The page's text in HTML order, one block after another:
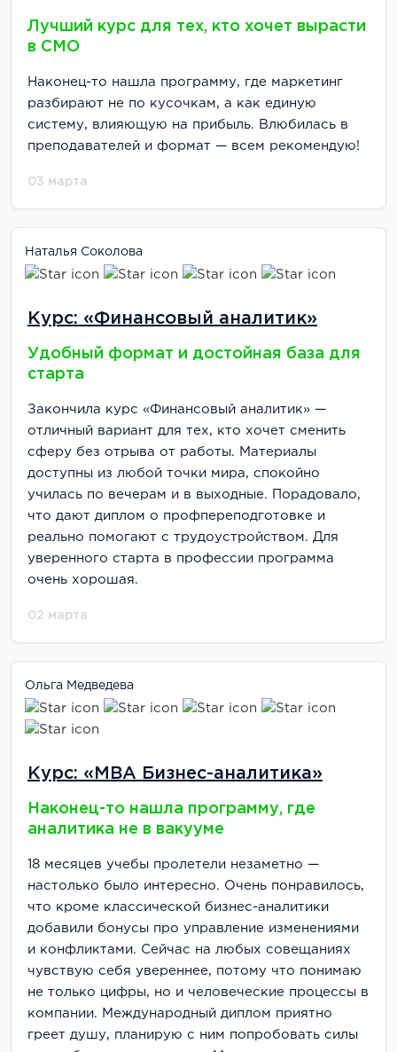
Лучший курс для тех, кто хочет вырасти
в СМО
Наконец-то нашла программу, где маркетинг
разбирают не по кусочкам, а как единую
систему, влияющую на прибыль. Влюбилась в
преподавателей и формат — всем рекомендую!
03 марта
Наталья Соколова
Курс: «Финансовый аналитик»
Удобный формат и достойная база для
старта
Закончила курс «Финансовый аналитик» —
отличный вариант для тех, кто хочет сменить
сферу без отрыва от работы. Материалы
доступны из любой точки мира, спокойно
училась по вечерам и в выходные. Порадовало,
что дают диплом о профпереподготовке и
реально помогают с трудоустройством. Для
уверенного старта в профессии программа
очень хорошая.
02 марта
Ольга Медведева
Курс: «MBA Бизнес-аналитика»
Наконец-то нашла программу, где
аналитика не в вакууме
18 месяцев учебы пролетели незаметно —
настолько было интересно. Очень понравилось,
что кроме классической бизнес-аналитики
добавили бонусы про управление изменениями
и конфликтами. Сейчас на любых совещаниях
чувствую себя увереннее, потому что понимаю
не только цифры, но и человеческие процессы в
компании. Международный диплом приятно
греет душу, планирую с ним попробовать силы